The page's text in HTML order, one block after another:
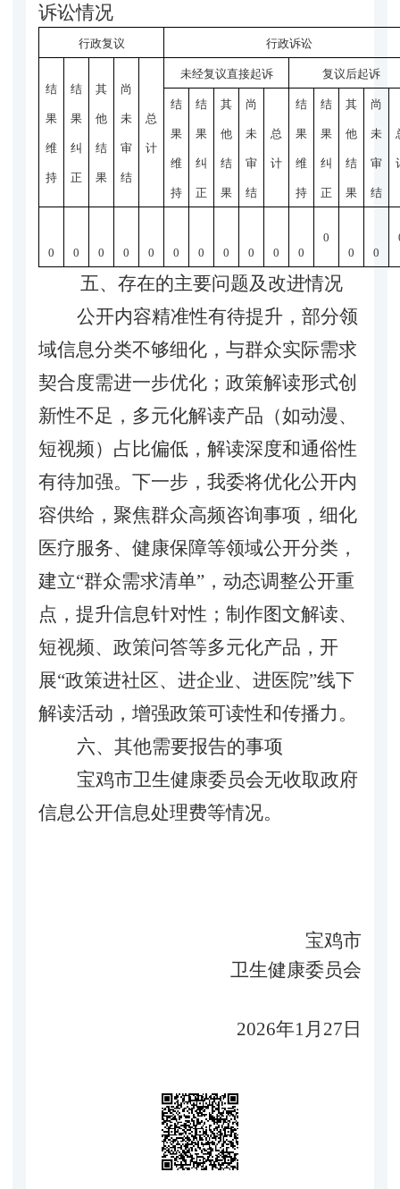
诉讼情况
行政复议 行政诉讼
结
果
维
持
结
果
纠
正
其
他
结
果
尚
未
审
结
总
计
未经复议直接起诉 复议后起诉
结
果
维
持
结
果
纠
正
其
他
结
果
尚
未
审
结
总
计
结
果
维
持
结
果
纠
正
其
他
结
果
尚
未
审
结
0 0 0 0 0 0 0 0 0 0 0
0
0
0
五、存在的主要问题及改进情况
公开内容精准性有待提升，部分领
域信息分类不够细化，与群众实际需求
契合度需进一步优化；政策解读形式创
新性不足，多元化解读产品（如动漫、
短视频）占比偏低，解读深度和通俗性
有待加强。下一步，我委将优化公开内
容供给，聚焦群众高频咨询事项，细化
医疗服务、健康保障等领域公开分类，
建立“群众需求清单”，动态调整公开重
点，提升信息针对性；制作图文解读、
短视频、政策问答等多元化产品，开
展“政策进社区、进企业、进医院”线下
解读活动，增强政策可读性和传播力。
六、其他需要报告的事项
宝鸡市卫生健康委员会无收取政府
信息公开信息处理费等情况。
宝鸡市
卫生健康委员会
2026年1月27日